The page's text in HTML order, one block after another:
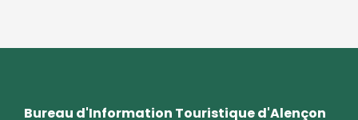
Bureau d'Information Touristique d'Alençon